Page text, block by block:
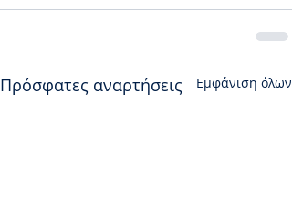
Πρόσφατες αναρτήσεις Εμφάνιση όλων